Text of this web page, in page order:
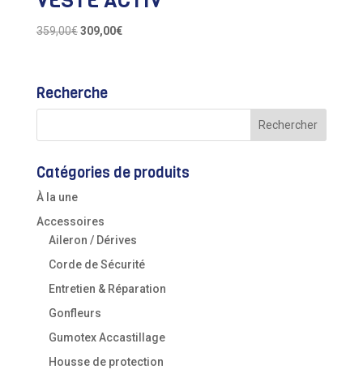
359,00€ Le
était :
309,00€Le
Recherche
Catégories de produits
À la une
Accessoires
Aileron / Dérives
Corde de Sécurité
Entretien & Réparation
Gonfleurs
Gumotex Accastillage
Housse de protection